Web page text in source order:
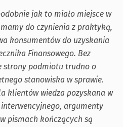
jak to miało miejsce w
do czynienia z praktyką,
konsumentów do uzyskania
Finansowego. Bez
strony podmiotu trudno o
stanowiska w sprawie.
klientów wiedza pozyskana w
argumenty
pismach kończących są